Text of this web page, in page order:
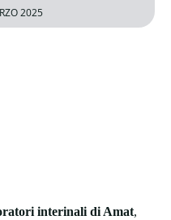
2025
interinali di Amat,